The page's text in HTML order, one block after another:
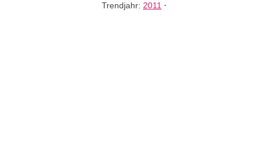
Trendjahr: 2011 ⋅